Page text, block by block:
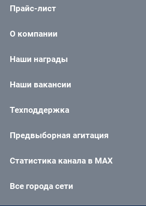
Прайс-лист
О компании
Наши награды
Наши вакансии
Техподдержка
Предвыборная агитация
Статистика канала в MAX
Все города сети